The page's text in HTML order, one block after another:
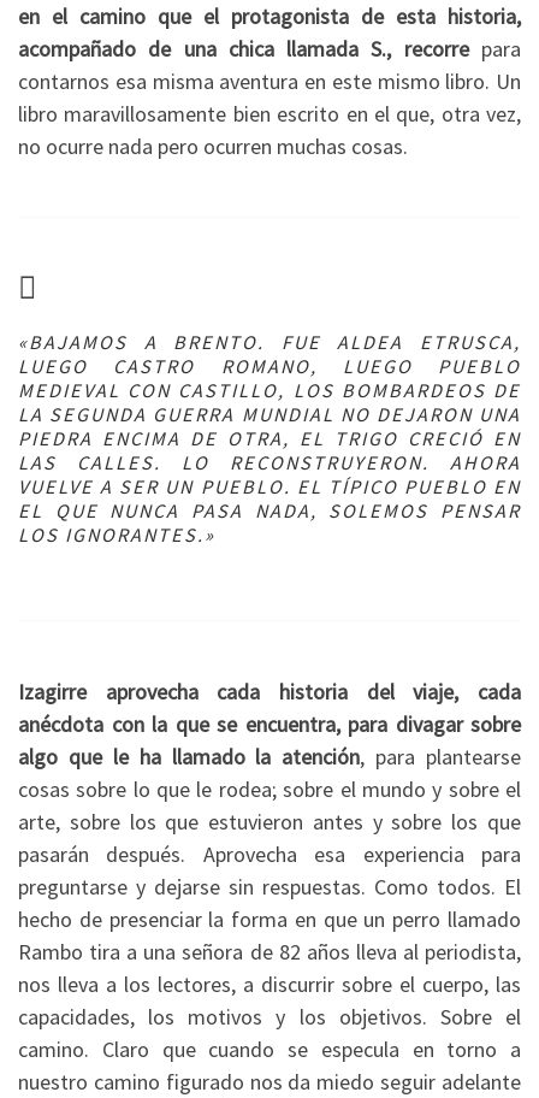
en el camino que el protagonista de esta historia,
acompañado de una chica llamada S., recorrepara
contarnos esa misma aventura en este mismo libro. Un
libro maravillosamente bien escrito en el que, otra vez,
no ocurre nada pero ocurren muchas cosas.
«BAJAMOS A BRENTO. FUE ALDEA ETRUSCA,
LUEGO CASTRO ROMANO, LUEGO PUEBLO
MEDIEVAL CON CASTILLO, LOS BOMBARDEOS DE
LA SEGUNDA GUERRA MUNDIAL NO DEJARON UNA
PIEDRA ENCIMA DE OTRA, EL TRIGO CRECIÓ EN
LAS CALLES. LO RECONSTRUYERON. AHORA
VUELVE A SER UN PUEBLO. EL TÍPICO PUEBLO EN
EL QUE NUNCA PASA NADA, SOLEMOS PENSAR
LOS IGNORANTES.»
Izagirre aprovecha cada historia del viaje, cada
anécdota con la que se encuentra, para divagar sobre
algo que le ha llamado la atención, para plantearse
cosas sobre lo que le rodea; sobre el mundo y sobre el
arte, sobre los que estuvieron antes y sobre los que
pasarán después. Aprovecha esa experiencia para
preguntarse y dejarse sin respuestas. Como todos. El
hecho de presenciar la forma en que un perro llamado
Rambo tira a una señora de 82 años lleva al periodista,
nos lleva a los lectores, a discurrir sobre el cuerpo, las
capacidades, los motivos y los objetivos. Sobre el
camino. Claro que cuando se especula en torno a
nuestro camino figurado nos da miedo seguir adelante